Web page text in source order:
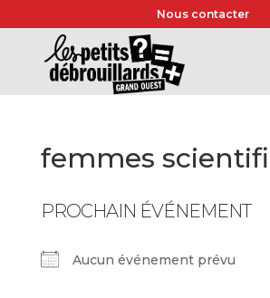
Nous contacter
femmes
PROCHAIN ÉVÉNEMENT
Aucun événement prévu